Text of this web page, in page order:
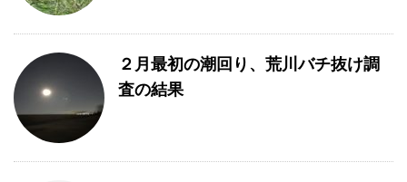
２月最初の潮回り、荒川バチ抜け調
査の結果